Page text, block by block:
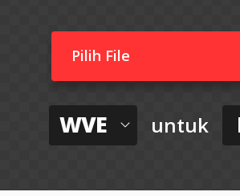
Pilih File
WVE untuk